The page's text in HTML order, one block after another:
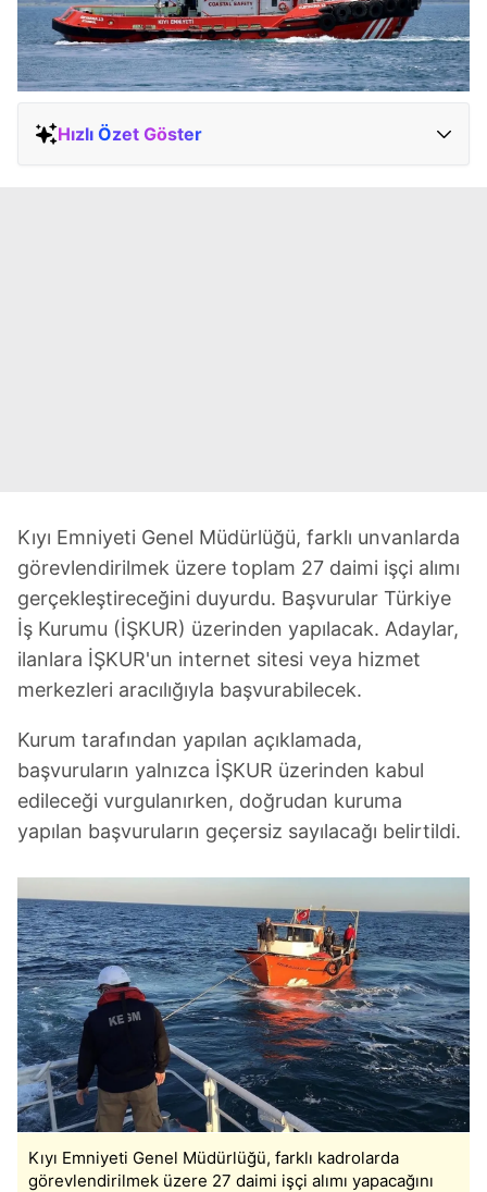
Hızlı Özet Göster
Kıyı Emniyeti Genel Müdürlüğü, farklı unvanlarda
görevlendirilmek üzere toplam 27 daimi işçi alımı
gerçekleştireceğini duyurdu. Başvurular Türkiye
İş Kurumu (İŞKUR) üzerinden yapılacak. Adaylar,
ilanlara İŞKUR'un internet sitesi veya hizmet
merkezleri aracılığıyla başvurabilecek.
Kurum tarafından yapılan açıklamada,
başvuruların yalnızca İŞKUR üzerinden kabul
edileceği vurgulanırken, doğrudan kuruma
yapılan başvuruların geçersiz sayılacağı belirtildi.
Kıyı Emniyeti Genel Müdürlüğü, farklı kadrolarda
görevlendirilmek üzere 27 daimi işçi alımı yapacağını